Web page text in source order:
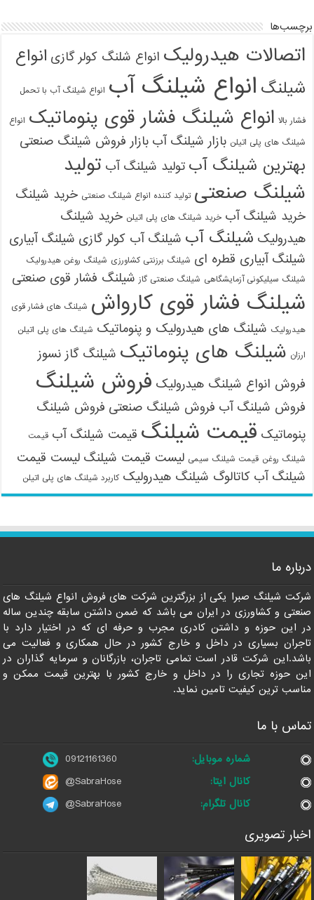
برچسب‌ها
اتصالات هیدرولیک انواع شلنگ کولر گازی انواع
شیلنگ انواع شیلنگ آب انواع شیلنگ آب با تحمل
فشار بالا انواع شیلنگ فشار قوی پنوماتیک انواع
شیلنگ های پلی اتیلن بازار شیلنگ آب بازار فروش شیلنگ صنعتی
بهترین شیلنگ آب تولید شیلنگ آب تولید
شیلنگ صنعتی تولید کننده انواع شیلنگ صنعتی خرید شیلنگ
خرید شیلنگ آب خرید شیلنگ های پلی اتیلن خرید شیلنگ
هیدرولیک شیلنگ آب شیلنگ آب کولر گازی شیلنگ آبیاری
شیلنگ آبیاری قطره ای شیلنگ برزنتی کشاورزی شیلنگ روغن هیدرولیک
شیلنگ سیلیکونی آزمایشگاهی شیلنگ صنعتی گاز شیلنگ فشار قوی صنعتی
شیلنگ فشار قوی کارواش شیلنگ های فشار قوی
هیدرولیک شیلنگ های هیدرولیک و پنوماتیک شیلنگ های پلی اتیلن
ارزان شیلنگ های پنوماتیک شیلنگ گاز نسوز
فروش انواع شیلنگ هیدرولیک فروش شیلنگ
فروش شیلنگ آب فروش شیلنگ صنعتی فروش شیلنگ
پنوماتیک قیمت شیلنگ قیمت شیلنگ آب قیمت
شیلنگ روغن قیمت شیلنگ سیمی لیست قیمت شیلنگ لیست قیمت
شیلنگ آب کاتالوگ شیلنگ هیدرولیک کاربرد شیلنگ های پلی اتیلن
درباره ما
شرکت شیلنگ صبرا یکی از بزرگترین شرکت های فروش انواع شیلنگ های
صنعتی و کشاورزی در ایران می باشد که ضمن داشتن سابقه چندین ساله
در این حوزه و داشتن کادری مجرب و حرفه ای که در اختیار دارد با
تاجران بسیاری در داخل و خارج کشور در حال همکاری و فعالیت می
باشد.این شرکت قادر است تمامی تاجران، بازرگانان و سرمایه گذاران در
این حوزه تجاری را در داخل و خارج کشور با بهترین قیمت ممکن و
مناسب ترین کیفیت تامین نماید.
تماس با ما
شماره موبایل:
09121161360
کانال ایتا:
@SabraHose
کانال تلگرام:
@SabraHose
اخبار تصویری
09121161360